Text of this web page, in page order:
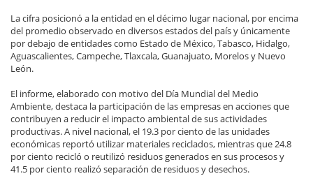
La cifra posicionó a la entidad en el décimo lugar nacional, por encima
del promedio observado en diversos estados del país y únicamente
por debajo de entidades como Estado de México, Tabasco, Hidalgo,
Aguascalientes, Campeche, Tlaxcala, Guanajuato, Morelos y Nuevo
León.
El informe, elaborado con motivo del Día Mundial del Medio
Ambiente, destaca la participación de las empresas en acciones que
contribuyen a reducir el impacto ambiental de sus actividades
productivas. A nivel nacional, el 19.3 por ciento de las unidades
económicas reportó utilizar materiales reciclados, mientras que 24.8
por ciento recicló o reutilizó residuos generados en sus procesos y
41.5 por ciento realizó separación de residuos y desechos.